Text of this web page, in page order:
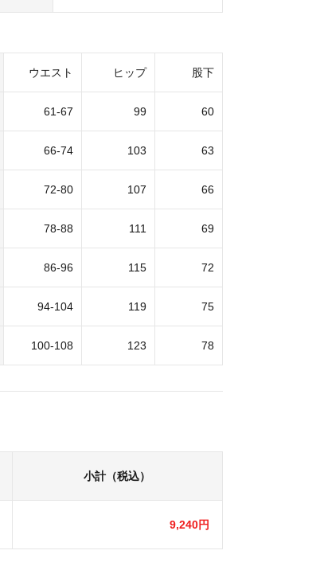
ウエスト ヒップ 股下
61-67 99 60
66-74 103 63
72-80 107 66
78-88 111 69
86-96 115 72
94-104 119 75
100-108 123 78
小計（税込）
9,240円